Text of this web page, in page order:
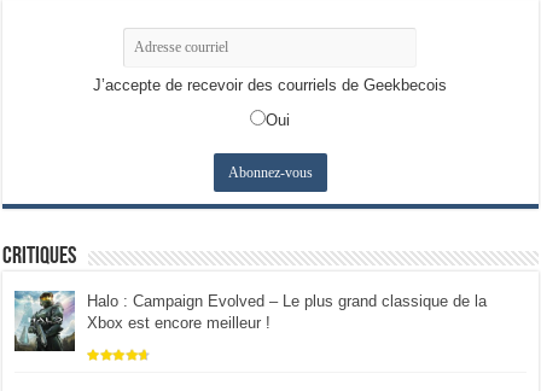
J’accepte de recevoir des courriels de Geekbecois
Oui
Critiques
Halo : Campaign Evolved – Le plus grand classique de la
Xbox est encore meilleur !